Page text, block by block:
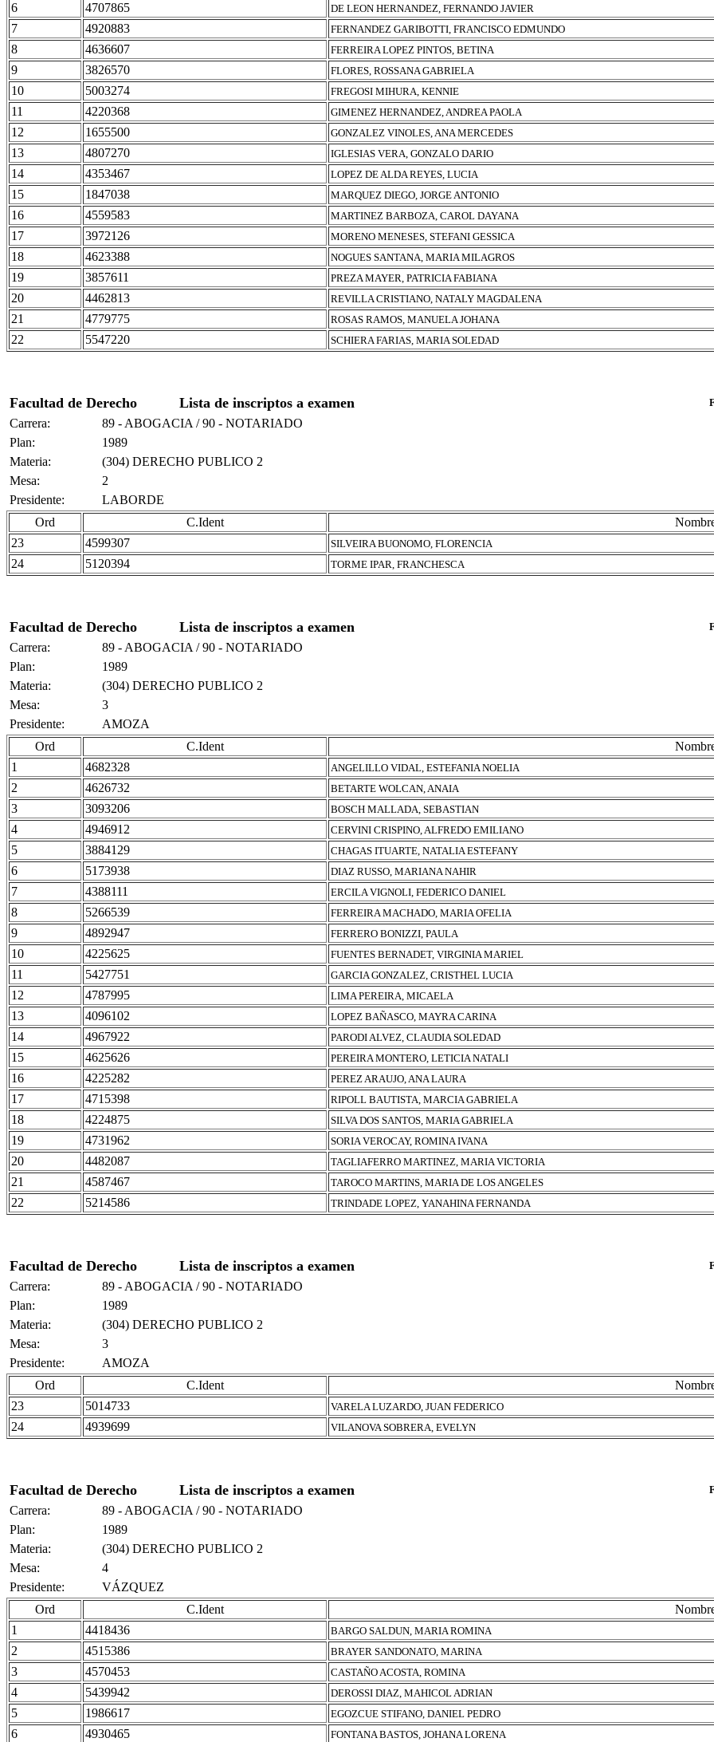
6 4707865 DE LEON HERNANDEZ, FERNANDO JAVIER
7 4920883 FERNANDEZ GARIBOTTI, FRANCISCO EDMUNDO
8 4636607 FERREIRA LOPEZ PINTOS, BETINA
9 3826570 FLORES, ROSSANA GABRIELA
10 5003274 FREGOSI MIHURA, KENNIE
11 4220368 GIMENEZ HERNANDEZ, ANDREA PAOLA
12 1655500 GONZALEZ VINOLES, ANA MERCEDES
13 4807270 IGLESIAS VERA, GONZALO DARIO
14 4353467 LOPEZ DE ALDA REYES, LUCIA
15 1847038 MARQUEZ DIEGO, JORGE ANTONIO
16 4559583 MARTINEZ BARBOZA, CAROL DAYANA
17 3972126 MORENO MENESES, STEFANI GESSICA
18 4623388 NOGUES SANTANA, MARIA MILAGROS
19 3857611 PREZA MAYER, PATRICIA FABIANA
20 4462813 REVILLA CRISTIANO, NATALY MAGDALENA
21 4779775 ROSAS RAMOS, MANUELA JOHANA
22 5547220 SCHIERA FARIAS, MARIA SOLEDAD
Facultad de Derecho Lista de inscriptos a examen
Carrera:
89 - ABOGACIA / 90 - NOTARIADO
Plan:
1989
Materia:
(304) DERECHO PUBLICO 2
Mesa:
2
Presidente:
LABORDE
Ord
C.Ident
23
4599307 SILVEIRA BUONOMO, FLORENCIA
24 5120394 TORME IPAR, FRANCHESCA
Facultad de Derecho Lista de inscriptos a examen
Carrera:
89 - ABOGACIA / 90 - NOTARIADO
Plan:
1989
Materia:
(304) DERECHO PUBLICO 2
Mesa:
3
Presidente:
AMOZA
Ord
C.Ident
1
4682328 ANGELILLO VIDAL, ESTEFANIA NOELIA
2 4626732 BETARTE WOLCAN, ANAIA
3 3093206 BOSCH MALLADA, SEBASTIAN
4 4946912 CERVINI CRISPINO, ALFREDO EMILIANO
5 3884129 CHAGAS ITUARTE, NATALIA ESTEFANY
6 5173938 DIAZ RUSSO, MARIANA NAHIR
7 4388111 ERCILA VIGNOLI, FEDERICO DANIEL
8 5266539 FERREIRA MACHADO, MARIA OFELIA
9 4892947 FERRERO BONIZZI, PAULA
10 4225625 FUENTES BERNADET, VIRGINIA MARIEL
11 5427751 GARCIA GONZALEZ, CRISTHEL LUCIA
12 4787995 LIMA PEREIRA, MICAELA
13 4096102 LOPEZ BAÑASCO, MAYRA CARINA
14 4967922 PARODI ALVEZ, CLAUDIA SOLEDAD
15 4625626 PEREIRA MONTERO, LETICIA NATALI
16 4225282 PEREZ ARAUJO, ANA LAURA
17 4715398 RIPOLL BAUTISTA, MARCIA GABRIELA
18 4224875 SILVA DOS SANTOS, MARIA GABRIELA
19 4731962 SORIA VEROCAY, ROMINA IVANA
20 4482087 TAGLIAFERRO MARTINEZ, MARIA VICTORIA
21 4587467 TAROCO MARTINS, MARIA DE LOS ANGELES
22 5214586 TRINDADE LOPEZ, YANAHINA FERNANDA
Facultad de Derecho Lista de inscriptos a examen
Carrera:
89 - ABOGACIA / 90 - NOTARIADO
Plan:
1989
Materia:
(304) DERECHO PUBLICO 2
Mesa:
3
Presidente:
AMOZA
Ord
C.Ident
23
5014733 VARELA LUZARDO, JUAN FEDERICO
24 4939699 VILANOVA SOBRERA, EVELYN
Facultad de Derecho Lista de inscriptos a examen
Carrera:
89 - ABOGACIA / 90 - NOTARIADO
Plan:
1989
Materia:
(304) DERECHO PUBLICO 2
Mesa:
4
Presidente:
VÁZQUEZ
Ord
C.Ident
1
4418436 BARGO SALDUN, MARIA ROMINA
2 4515386 BRAYER SANDONATO, MARINA
3 4570453 CASTAÑO ACOSTA, ROMINA
4 5439942 DEROSSI DIAZ, MAHICOL ADRIAN
5 1986617 EGOZCUE STIFANO, DANIEL PEDRO
6 4930465 FONTANA BASTOS, JOHANA LORENA